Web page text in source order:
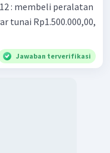
tunai Rp1.500.000,00,
Jawaban terverifikasi